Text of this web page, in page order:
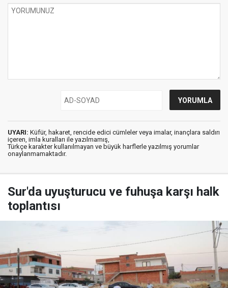
UYARI: Küfür, hakaret, rencide edici cümleler veya imalar, inançlara saldırı
içeren, imla kuralları ile yazılmamış,
Türkçe karakter kullanılmayan ve büyük harflerle yazılmış yorumlar
onaylanmamaktadır.
Sur'da uyuşturucu ve fuhuşa karşı halk
toplantısı